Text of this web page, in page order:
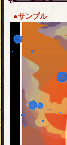
●サンプル